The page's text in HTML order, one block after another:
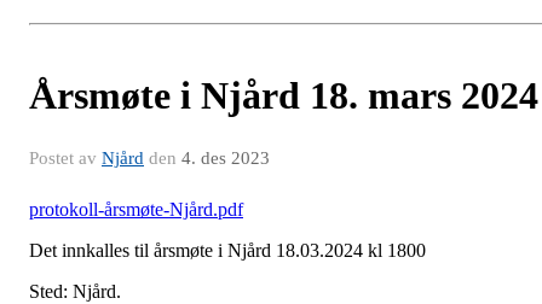
Årsmøte i Njård 18. mars 2024
Postet av Njård den 4. des 2023
protokoll-årsmøte-Njård.pdf
Det innkalles til årsmøte i Njård 18.03.2024 kl 1800
Sted: Njård.